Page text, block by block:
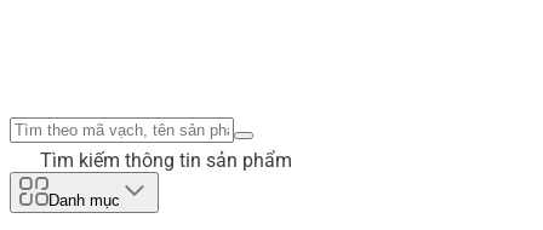
Tìm kiếm thông tin sản phẩm
Danh mục